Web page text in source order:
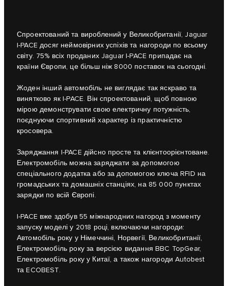
Спроектований та вироблений у Великобританії, Jaguar
I-PACE досяг неймовірних успіхів та нагороди по всьому
світу. 75% всіх проданих Jaguar I-PACE припадає на
країни Європи, це більш ніж 8000 поставок на сьогодні.
Жоден інший автомобіль не виглядає так яскраво та
винятково як I-PACE. Він спроектований, щоб повною
мірою демонструвати свою електричну потужність,
поєднуючи спортивний характер із практичністю
кросовера.
Заряджання I-PACE дійсно просте та клієнтоорієнтоване.
Електромобіль можна заряджати за допомогою
спеціального додатка або за допомогою ключа RFID на
громадських та домашніх станціях, на 85 000 пунктах
зарядки по всій Європі.
I-PACE вже здобув 55 міжнародних нагород з моменту
запуску моделі у 2018 році, включаючи нагороди:
Автомобіль року у Німеччині, Норвегії, Великобританії,
Електромобіль року за версією видання BBC TopGear,
Електромобіль року у Китаї, а також нагороди Autobest
та ECOBEST.